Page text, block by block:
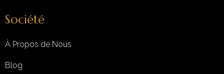
Société
À Propos de Nous
Blog